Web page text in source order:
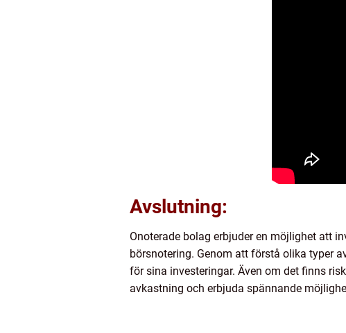
Avslutning:
Onoterade bolag erbjuder en möjlighet att
börsnotering. Genom att förstå olika typer
för sina investeringar. Även om det finns
avkastning och erbjuda spännande